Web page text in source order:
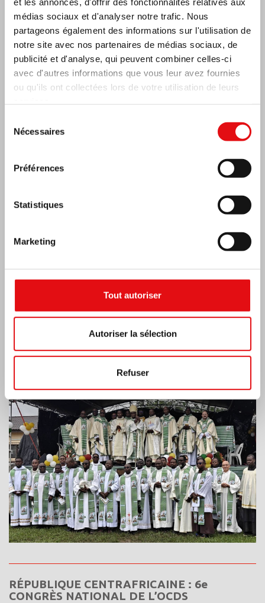
médias sociaux et d'analyser notre trafic. Nous
partageons également des informations sur l'utilisation de
notre site avec nos partenaires de médias sociaux, de
publicité et d'analyse, qui peuvent combiner celles-ci
avec d'autres informations que vous leur avez fournies
ou qu'ils ont collectées lors de votre utilisation de leurs
Nécessaires
Préférences
Statistiques
Marketing
Tout autoriser
Autoriser la sélection
Refuser
Lumen Carmeli
Côte d’Ivoire: Double Jubilé d’Argent
RÉPUBLIQUE CENTRAFRICAINE : 6e
CONGRÈS NATIONAL DE L’OCDS